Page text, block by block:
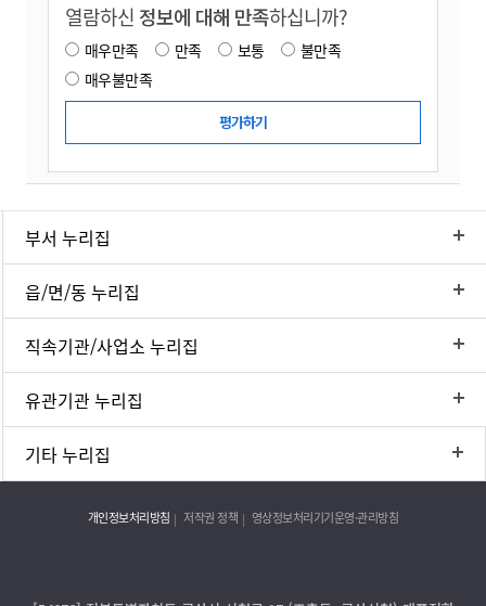
열람하신 정보에 대해 만족하십니까?
매우만족 만족 보통
불만족
매우불만족
부서 누리집
읍/면/동 누리집
직속기관/사업소 누리집
유관기관 누리집
기타 누리집
개인정보처리방침 저작권 정책 영상정보처리기기운영·관리방침